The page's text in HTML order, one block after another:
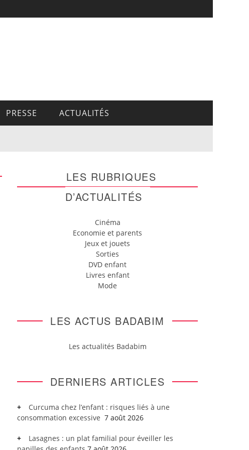
PRESSE ACTUALITÉS
LES RUBRIQUES
D’ACTUALITÉS
Cinéma
Economie et parents
Jeux et jouets
Sorties
DVD enfant
Livres enfant
Mode
LES ACTUS BADABIM
Les actualités Badabim
DERNIERS ARTICLES
Curcuma chez l’enfant : risques liés à une
consommation excessive 7 août 2026
Lasagnes : un plat familial pour éveiller les